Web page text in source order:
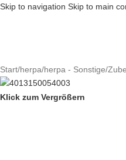
Skip to navigation Skip to main
Start/herpa/herpa - Sonstige/
Klick zum Vergrößern